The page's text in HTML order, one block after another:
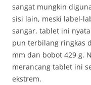
sangat mungkin
sisi lain, meski label-
sangar, tablet ini
pun terbilang ringkas
mm dan bobot 429 g.
merancang tablet ini
ekstrem.